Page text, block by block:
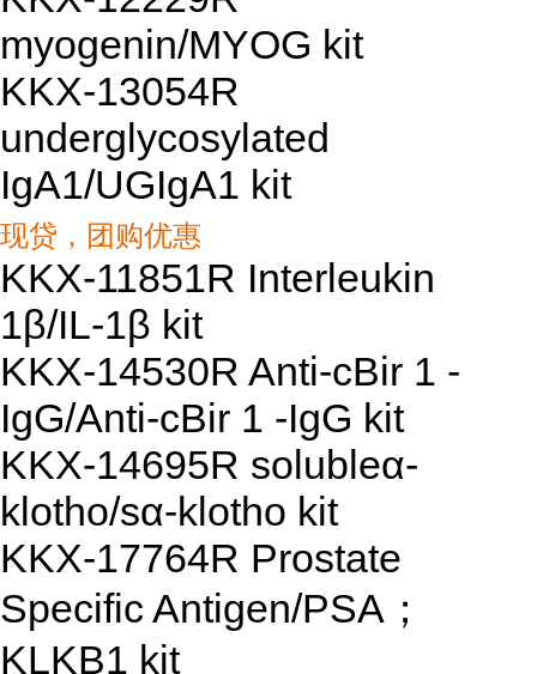
myogenin/MYOG kit
KKX-13054R
underglycosylated
IgA1/UGIgA1 kit
现贷，团购优惠
KKX-11851R Interleukin
1β/IL-1β kit
KKX-14530R Anti-cBir 1 -
IgG/Anti-cBir 1 -IgG kit
KKX-14695R solubleα-
klotho/sα-klotho kit
KKX-17764R Prostate
Specific Antigen/PSA；
KLKB1 kit